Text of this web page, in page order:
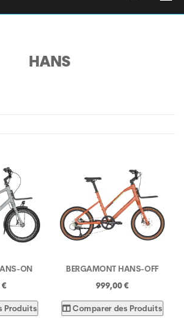
HANS
ON
€
Produits
BERGAMONT HANS-OFF
999,00 €
Comparer des Produits